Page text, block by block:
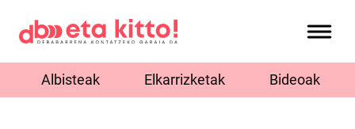
Albisteak Elkarrizketak Bideoak